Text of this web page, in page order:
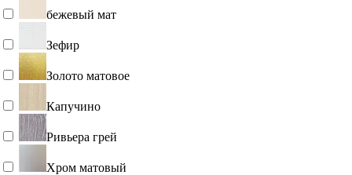
бежевый мат
Зефир
Золото матовое
Капучино
Ривьера грей
Хром матовый